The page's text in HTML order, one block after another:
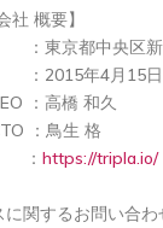
社 概要】
東京都中央区新
2015年4月15日
：高橋 和久
：鳥生 格
https://tripla.io/
に関するお問い合わ